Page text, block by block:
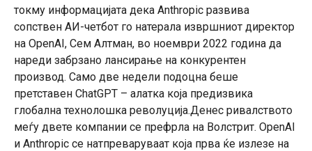
токму информацијата дека Anthropic развива
сопствен АИ-четбот го натерала извршниот директор
на OpenAI, Сем Алтман, во ноември 2022 година да
нареди забрзано лансирање на конкурентен
производ. Само две недели подоцна беше
претставен ChatGPT – алатка која предизвика
глобална технолошка револуција.Денес ривалството
меѓу двете компании се префрла на Волстрит. OpenAI
и Anthropic се натпреваруваат која прва ќе излезе на